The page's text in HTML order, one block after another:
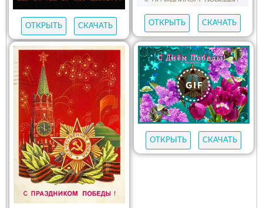
ОТКРЫТЬ СКАЧАТЬ ОТКРЫТЬ СКАЧАТЬ
ОТКРЫТЬ СКАЧАТЬ